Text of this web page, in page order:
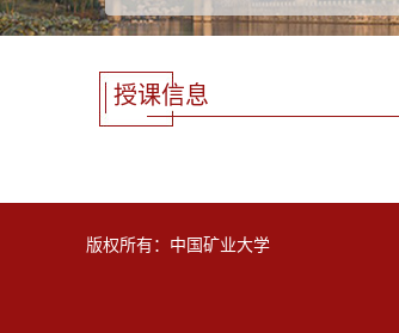
授课信息
版权所有：中国矿业大学